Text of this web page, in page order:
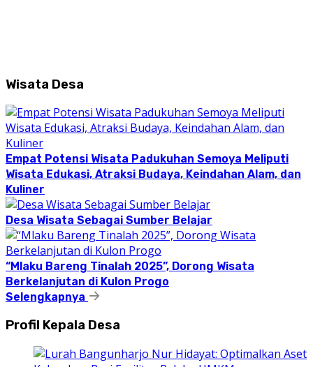
Wisata Desa
Empat Potensi Wisata Padukuhan Semoya Meliputi
Wisata Edukasi, Atraksi Budaya, Keindahan Alam, dan
Kuliner
Desa Wisata Sebagai Sumber Belajar
“Mlaku Bareng Tinalah 2025”, Dorong Wisata
Berkelanjutan di Kulon Progo
Selengkapnya
Profil Kepala Desa